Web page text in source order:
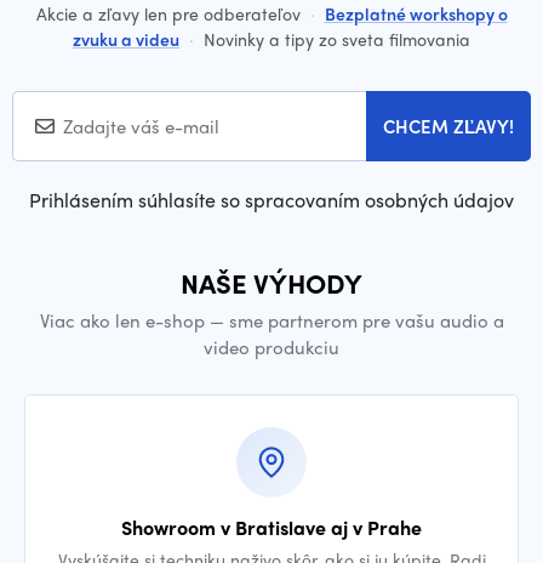
Akcie a zľavy len pre odberateľov · Bezplatné workshopy o
zvuku a videu · Novinky a tipy zo sveta filmovania
CHCEM ZĽAVY!
Prihlásením súhlasíte so spracovaním osobných údajov
NAŠE VÝHODY
Viac ako len e-shop — sme partnerom pre vašu audio a
video produkciu
Showroom v Bratislave aj v Prahe